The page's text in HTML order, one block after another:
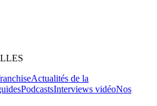
Actualités de la
PodcastsInterviews vidéoNos